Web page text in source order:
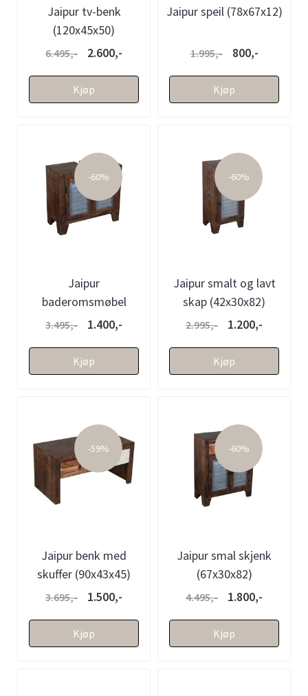
Jaipur tv-benk
(120x45x50)
6.495,- 2.600,-
Kjøp
Jaipur speil (78x67x12)
1.995,- 800,-
Kjøp
-60%
Jaipur
baderomsmøbel
(60x30x60)
3.495,- 1.400,-
Kjøp
-60%
Jaipur smalt og lavt
skap (42x30x82)
2.995,- 1.200,-
Kjøp
-59%
Jaipur benk med
skuffer (90x43x45)
3.695,- 1.500,-
Kjøp
-60%
Jaipur smal skjenk
(67x30x82)
4.495,- 1.800,-
Kjøp